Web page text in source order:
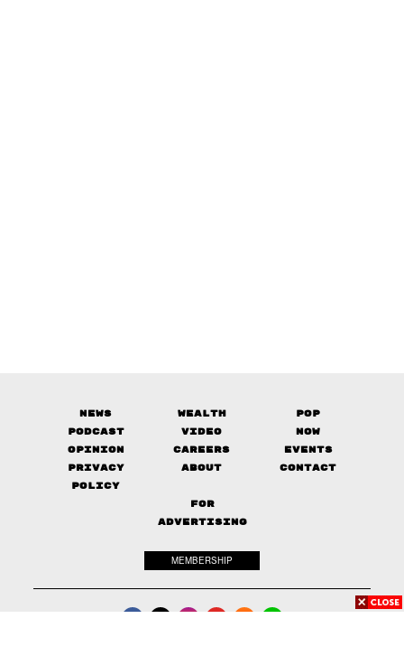
News Wealth
Pop
Podcast
Video
Now
Opinion
Careers
Events
Privacy
Policy
About Contact
FOR
ADVERTISING
MEMBERSHIP